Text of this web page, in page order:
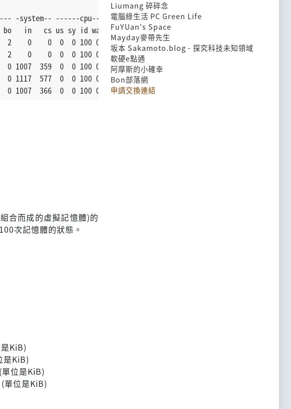
-system-- ------cpu-----
in   cs us sy id wa
2    0    0  0  0 100 0
2    0    0  0  0 100 0
1007  359  0  0 100 0
1117  577  0  0 100 0
1007  366  0  0 100 0
合而成的虛擬記憶體)的
次記憶體的狀態。
KiB)
是KiB)
位是KiB)
單位是KiB)
Liumang 碎碎念
電腦綠生活 PC Green Life
FuYUan's Space
Mayday麥帶先生
坂本 Sakamoto.blog - 探究科技未知領域
軟硬e點通
阿摩斯的小確幸
Bon部落網
申請交換連結